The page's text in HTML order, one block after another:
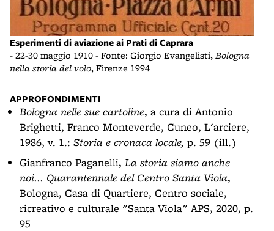
Esperimenti di aviazione ai Prati di Caprara
- 22-30 maggio 1910 - Fonte: Giorgio Evangelisti,Bologna
nella storia del volo, Firenze 1994
APPROFONDIMENTI
Bologna nelle sue cartoline, a cura di Antonio
Brighetti, Franco Monteverde, Cuneo, L'arciere,
1986, v. 1.: Storia e cronaca locale, p. 59 (ill.)
Gianfranco Paganelli, La storia siamo anche
noi... Quarantennale del Centro Santa Viola,
Bologna, Casa di Quartiere, Centro sociale,
ricreativo e culturale "Santa Viola" APS, 2020, p.
95